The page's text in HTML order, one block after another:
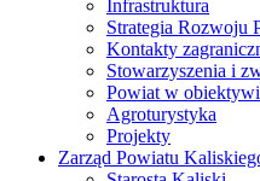
Infrastruktura
Strategia Rozwoju
Kontakty
Stowarzyszenia i
Powiat w
Agroturystyka
Projekty
Zarząd Powiatu